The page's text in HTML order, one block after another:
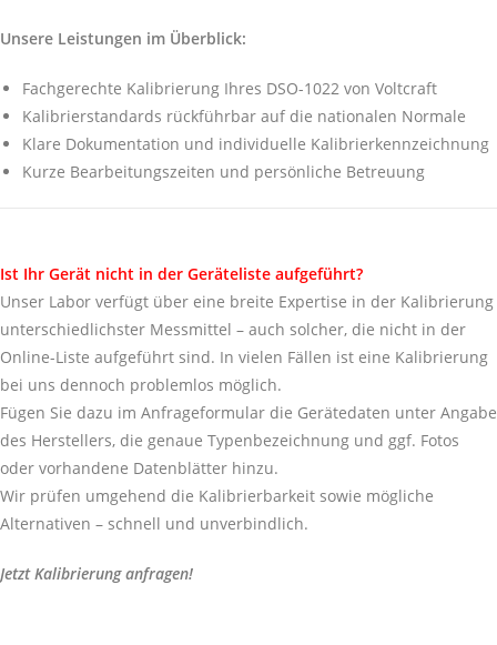
Unsere Leistungen im Überblick:
Fachgerechte Kalibrierung Ihres DSO-1022 von Voltcraft
Kalibrierstandards rückführbar auf die nationalen Normale
Klare Dokumentation und individuelle Kalibrierkennzeichnung
Kurze Bearbeitungszeiten und persönliche Betreuung
Ist Ihr Gerät nicht in der Geräteliste aufgeführt?
Unser Labor verfügt über eine breite Expertise in der Kalibrierung
unterschiedlichster Messmittel – auch solcher, die nicht in der
Online-Liste aufgeführt sind. In vielen Fällen ist eine Kalibrierung
bei uns dennoch problemlos möglich.
Fügen Sie dazu im Anfrageformular die Gerätedaten unter Angabe
des Herstellers, die genaue Typenbezeichnung und ggf. Fotos
oder vorhandene Datenblätter hinzu.
Wir prüfen umgehend die Kalibrierbarkeit sowie mögliche
Alternativen – schnell und unverbindlich.
Jetzt Kalibrierung anfragen!